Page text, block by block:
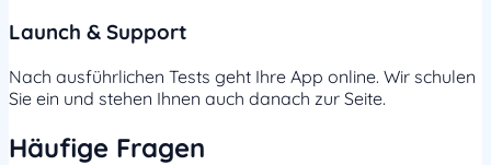
Launch & Support
Nach ausführlichen Tests geht Ihre App online. Wir schulen
Sie ein und stehen Ihnen auch danach zur Seite.
Häufige Fragen